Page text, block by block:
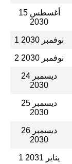
15 أغسطس
2030
1 نوفمبر 2030
2 نوفمبر 2030
24 ديسمبر
2030
25 ديسمبر
2030
26 ديسمبر
2030
1 يناير 2031